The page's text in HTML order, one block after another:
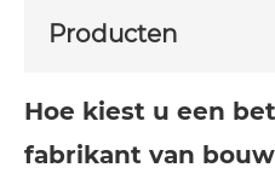
Producten
Hoe kiest u een
fabrikant van